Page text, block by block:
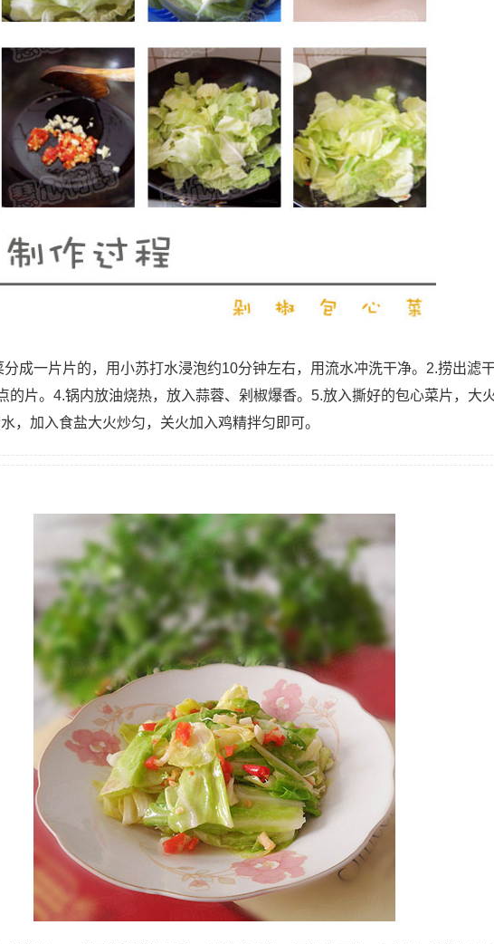
成一片片的，用小苏打水浸泡约10分钟左右，用流水冲洗干净。2.捞出滤
的片。4.锅内放油烧热，放入蒜蓉、剁椒爆香。5.放入撕好的包心菜片，大
，加入食盐大火炒匀，关火加入鸡精拌匀即可。